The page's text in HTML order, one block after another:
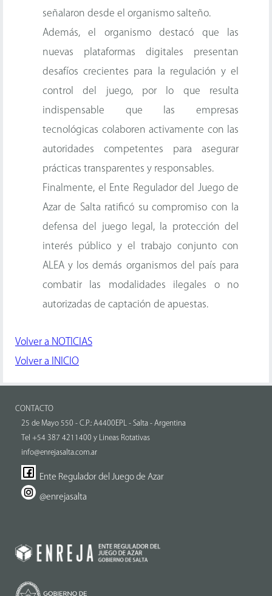
señalaron desde el organismo salteño.
Además, el organismo destacó que las
nuevas plataformas digitales presentan
desafíos crecientes para la regulación y el
control del juego, por lo que resulta
indispensable que las empresas
tecnológicas colaboren activamente con las
autoridades competentes para asegurar
prácticas transparentes y responsables.
Finalmente, el Ente Regulador del Juego de
Azar de Salta ratificó su compromiso con la
defensa del juego legal, la protección del
interés público y el trabajo conjunto con
ALEA y los demás organismos del país para
combatir las modalidades ilegales o no
autorizadas de captación de apuestas.
Volver a NOTICIAS
Volver a INICIO
CONTACTO
25 de Mayo 550 - C.P.: A4400EPL - Salta - Argentina
Tel +54 387 4211400 y Lineas Rotativas
info@enrejasalta.com.ar
Ente Regulador del Juego de Azar
@enrejasalta